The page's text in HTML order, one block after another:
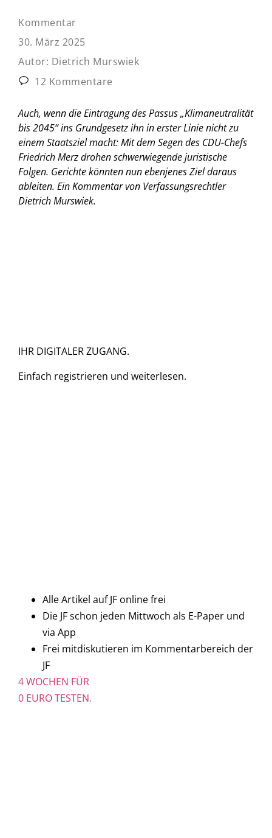
Kommentar
30. März 2025
Autor: Dietrich Murswiek
12 Kommentare
Auch, wenn die Eintragung des Passus „Klimaneutralität
bis 2045“ ins Grundgesetz ihn in erster Linie nicht zu
einem Staatsziel macht: Mit dem Segen des CDU-Chefs
Friedrich Merz drohen schwerwiegende juristische
Folgen. Gerichte könnten nun ebenjenes Ziel daraus
ableiten. Ein Kommentar von Verfassungsrechtler
Dietrich Murswiek.
IHR DIGITALER ZUGANG.
Einfach registrieren und weiterlesen.
Alle Artikel auf JF online frei
Die JF schon jeden Mittwoch als E-Paper und
via App
Frei mitdiskutieren im Kommentarbereich der
JF
4 WOCHEN FÜR
0 EURO TESTEN.